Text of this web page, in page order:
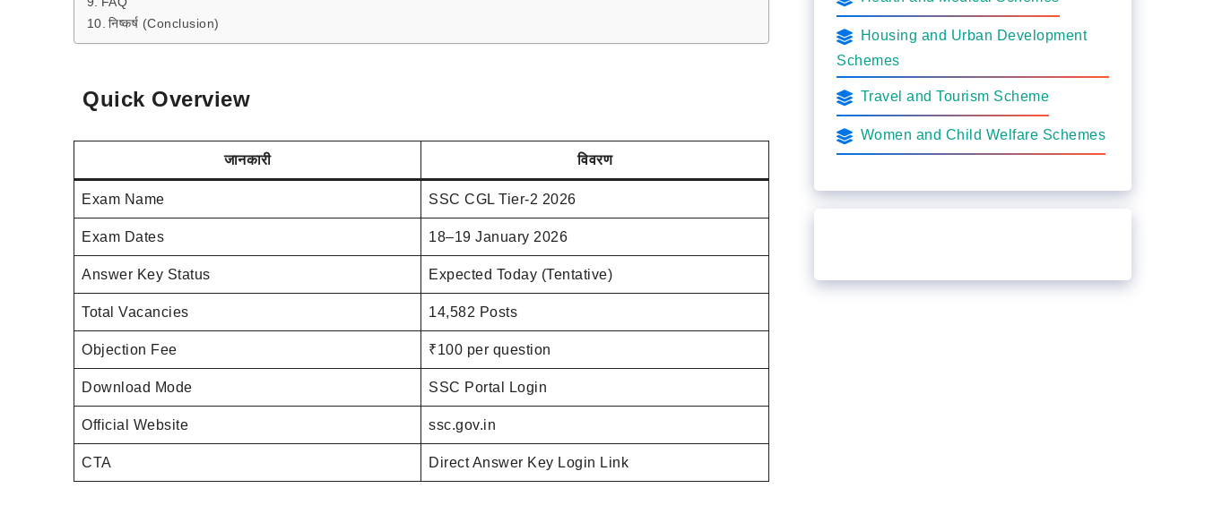
निष्कर्ष (Conclusion)
Quick Overview
जानकारी विवरण
Exam Name SSC CGL Tier-2 2026
Exam Dates 18–19 January 2026
Answer Key Status Expected Today (Tentative)
Total Vacancies 14,582 Posts
Objection Fee ₹100 per question
Download Mode SSC Portal Login
Official Website ssc.gov.in
CTA Direct Answer Key Login Link
Housing and Urban Development
Schemes
Travel and Tourism Scheme
Women and Child Welfare Schemes